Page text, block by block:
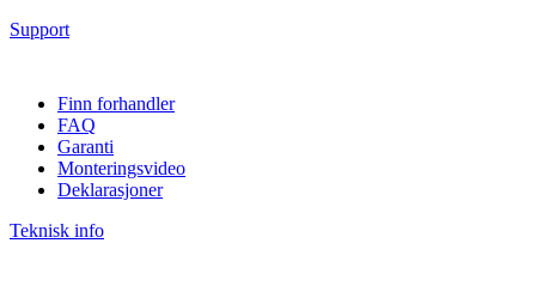
Support
Finn forhandler
FAQ
Garanti
Monteringsvideo
Deklarasjoner
Teknisk info